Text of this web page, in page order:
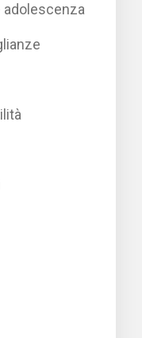
adolescenza